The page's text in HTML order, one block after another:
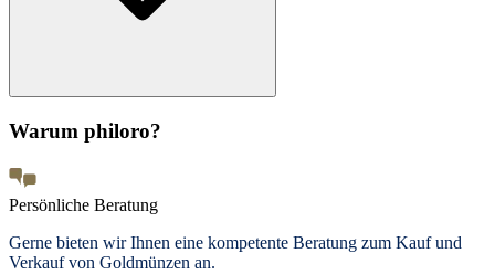
Warum philoro?
Persönliche Beratung
Gerne bieten wir Ihnen eine kompetente Beratung zum Kauf und
Verkauf von Goldmünzen an.